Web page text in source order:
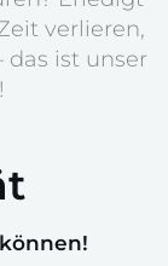
verlieren,
das ist unser